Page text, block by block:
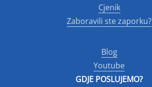
Cjenik
Zaboravili ste zaporku?
Blog
Youtube
GDJE POSLUJEMO?